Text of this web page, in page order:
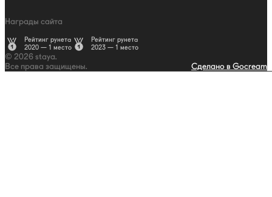
Награды сайта
Рейтинг рунета
2020 — 1 место
Рейтинг рунета
2023 — 1 место
© 2026 staya.
Все права защищены.
Сделано в Gocream